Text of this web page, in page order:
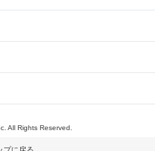
All Rights Reserved.